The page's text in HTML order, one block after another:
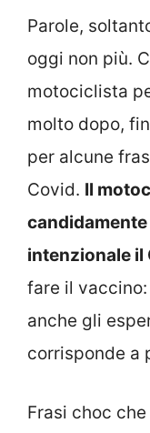
Parole,
oggi non più.
motociclista
molto dopo,
per alcune
Covid. Il
intenzionale il
fare il
anche gli
corrisponde a
Frasi choc